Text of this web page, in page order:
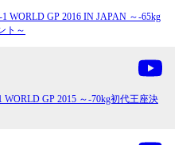
WORLD GP 2016 IN JAPAN ～-65kg
ト～
WORLD GP 2015 ～-70kg初代王座決